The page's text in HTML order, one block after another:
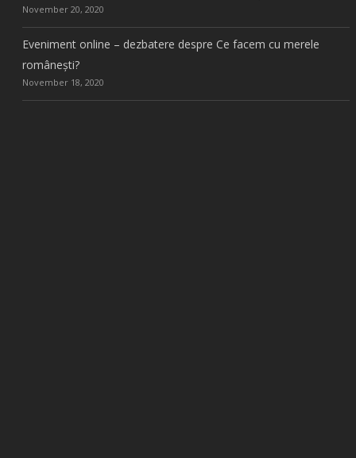
November 20, 2020
Eveniment online – dezbatere despre Ce facem cu merele
românești?
November 18, 2020